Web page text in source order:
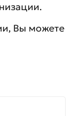
Вы можете